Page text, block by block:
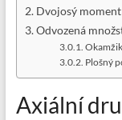
Dvojosý
Odvozená
Plošný
Axiální